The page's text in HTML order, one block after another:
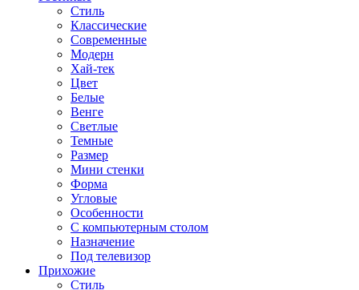
Стиль
Классические
Современные
Модерн
Хай-тек
Цвет
Белые
Венге
Светлые
Темные
Размер
Мини стенки
Форма
Угловые
Особенности
С компьютерным столом
Назначение
Под телевизор
Прихожие
Стиль